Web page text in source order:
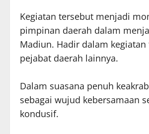
Kegiatan tersebut menjadi
pimpinan daerah dalam
Madiun. Hadir dalam
pejabat daerah lainnya.
Dalam suasana penuh
sebagai wujud kebersamaan
kondusif.